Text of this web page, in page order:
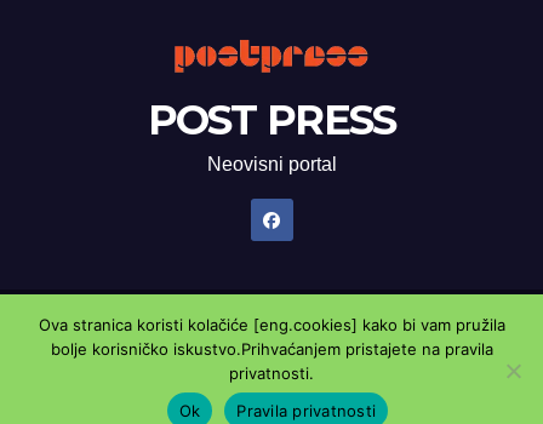
POST PRESS
Neovisni portal
Proudly powered by WordPress| Theme: Newsup byThemeansar.
Marketing oglasnik Kontaktirajte nasPravila privatnosti
Ova stranica koristi kolačiće [eng.cookies] kako bi vam pružila
bolje korisničko iskustvo.Prihvaćanjem pristajete na pravila
privatnosti.
Ok
Pravila privatnosti